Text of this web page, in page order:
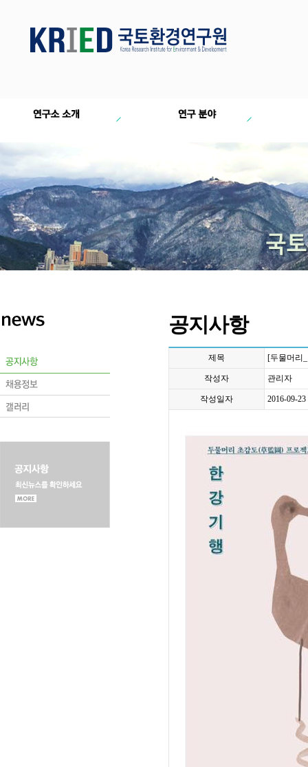
공지사항
제목 [두물머리
작성자 관리자
작성일자 2016-09-23